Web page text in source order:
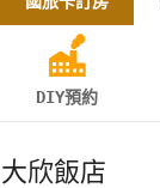
房
直接跟飯店訂房HOT
特
DIY預約
大欣飯店